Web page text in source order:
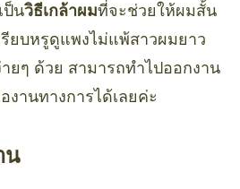
ป็นวิธีเกล้าผมที่จะช่วยให้ผมสั้น
ยบหรูดูแพงไม่แพ้สาวผมยาว
ายๆ ด้วย สามารถทำไปออกงาน
งานทางการได้เลยค่ะ
น